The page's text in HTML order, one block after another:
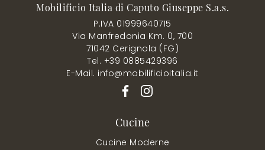
Mobilificio Italia di Caputo Giuseppe S.a.s.
P.IVA 01999640715
Via Manfredonia Km. 0, 700
71042 Cerignola (FG)
Tel. +39 0885429396
E-Mail. info@mobilificioitalia.it
Cucine
Cucine Moderne